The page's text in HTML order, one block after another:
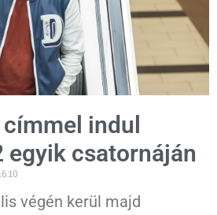
indul
egyik csatornáján
végén kerül majd